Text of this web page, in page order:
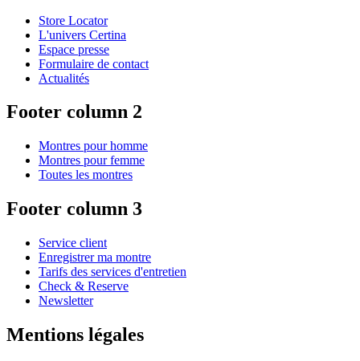
Store Locator
L'univers Certina
Espace presse
Formulaire de contact
Actualités
Footer column 2
Montres pour homme
Montres pour femme
Toutes les montres
Footer column 3
Service client
Enregistrer ma montre
Tarifs des services d'entretien
Check & Reserve
Newsletter
Mentions légales